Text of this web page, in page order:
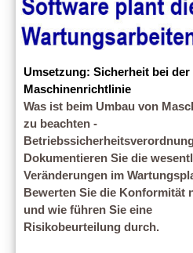
Umsetzung: Sicherheit bei der
Maschinenrichtlinie
Was ist beim Umbau von
zu beachten -
Dokumentieren Sie die
Veränderungen im
Bewerten Sie die Konformität
und wie führen Sie eine
Risikobeurteilung durch.